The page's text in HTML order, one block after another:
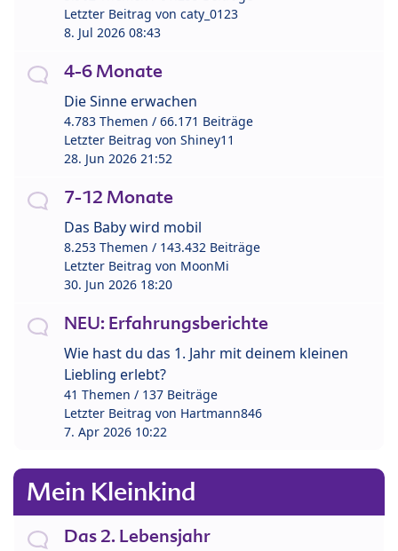
Letzter Beitrag von caty_0123
8. Jul 2026 08:43
4-6 Monate
Die Sinne erwachen
4.783 Themen / 66.171 Beiträge
Letzter Beitrag von Shiney11
28. Jun 2026 21:52
7-12 Monate
Das Baby wird mobil
8.253 Themen / 143.432 Beiträge
Letzter Beitrag von MoonMi
30. Jun 2026 18:20
NEU: Erfahrungsberichte
Wie hast du das 1. Jahr mit deinem kleinen
Liebling erlebt?
41 Themen / 137 Beiträge
Letzter Beitrag von Hartmann846
7. Apr 2026 10:22
Mein Kleinkind
Das 2. Lebensjahr